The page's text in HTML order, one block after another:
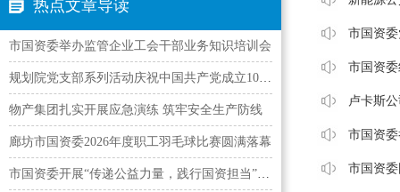
热点文章导读
市国资委举办监管企业工会干部业务知识培训会
规划院党支部系列活动庆祝中国共产党成立105周年
物产集团扎实开展应急演练 筑牢安全生产防线
廊坊市国资委2026年度职工羽毛球比赛圆满落幕
市国资委开展“传递公益力量，践行国资担当”无偿献…
市国资
市国资
卢卡斯
市国资
市国资